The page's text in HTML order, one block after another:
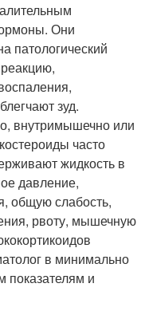
Они
патологический
зуд.
внутримышечно или
часто
жидкость в
давление,
общую слабость,
рвоту, мышечную
в минимально
показателям и